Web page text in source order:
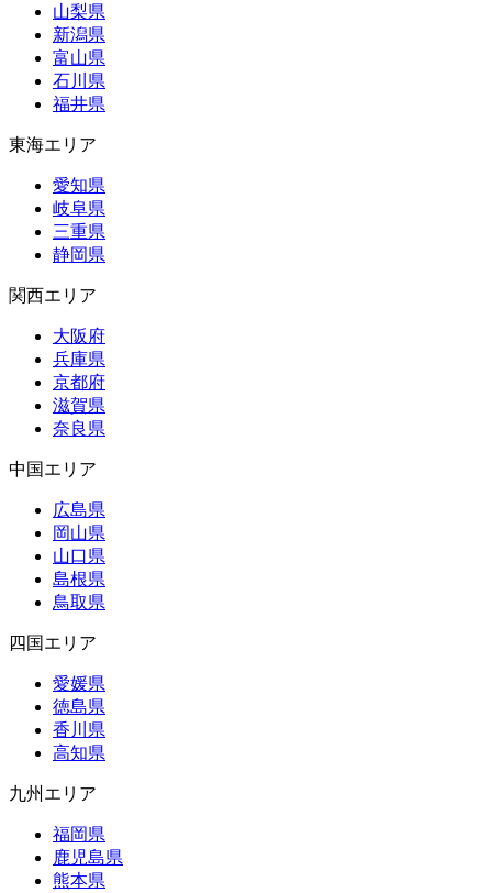
山梨県
新潟県
富山県
石川県
福井県
東海エリア
愛知県
岐阜県
三重県
静岡県
関西エリア
大阪府
兵庫県
京都府
滋賀県
奈良県
中国エリア
広島県
岡山県
山口県
島根県
鳥取県
四国エリア
愛媛県
徳島県
香川県
高知県
九州エリア
福岡県
鹿児島県
熊本県